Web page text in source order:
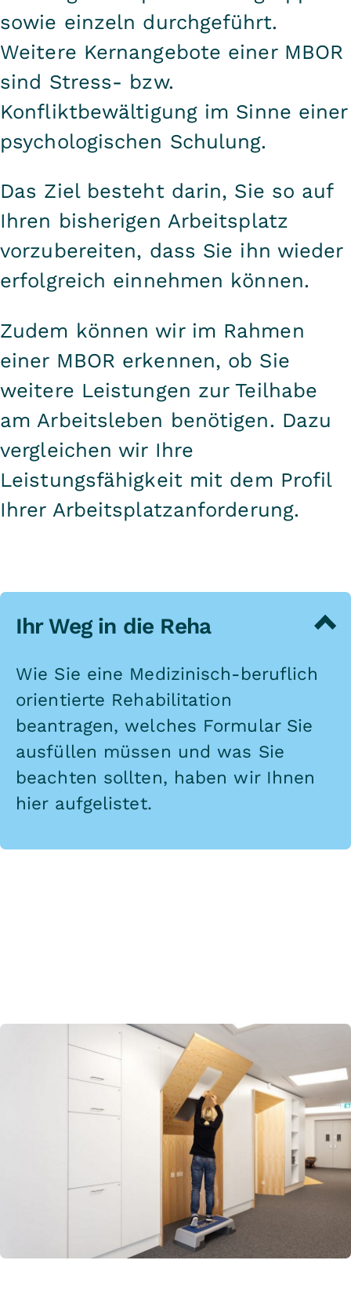
sowie einzeln durchgeführt.
Weitere Kernangebote einer MBOR
sind Stress- bzw.
Konfliktbewältigung im Sinne einer
psychologischen Schulung.
Das Ziel besteht darin, Sie so auf
Ihren bisherigen Arbeitsplatz
vorzubereiten, dass Sie ihn wieder
erfolgreich einnehmen können.
Zudem können wir im Rahmen
einer MBOR erkennen, ob Sie
weitere Leistungen zur Teilhabe
am Arbeitsleben benötigen. Dazu
vergleichen wir Ihre
Leistungsfähigkeit mit dem Profil
Ihrer Arbeitsplatzanforderung.
Ihr Weg in die Reha
Wie Sie eine Medizinisch-beruflich
orientierte Rehabilitation
beantragen, welches Formular Sie
ausfüllen müssen und was Sie
beachten sollten, haben wir Ihnen
hier aufgelistet.